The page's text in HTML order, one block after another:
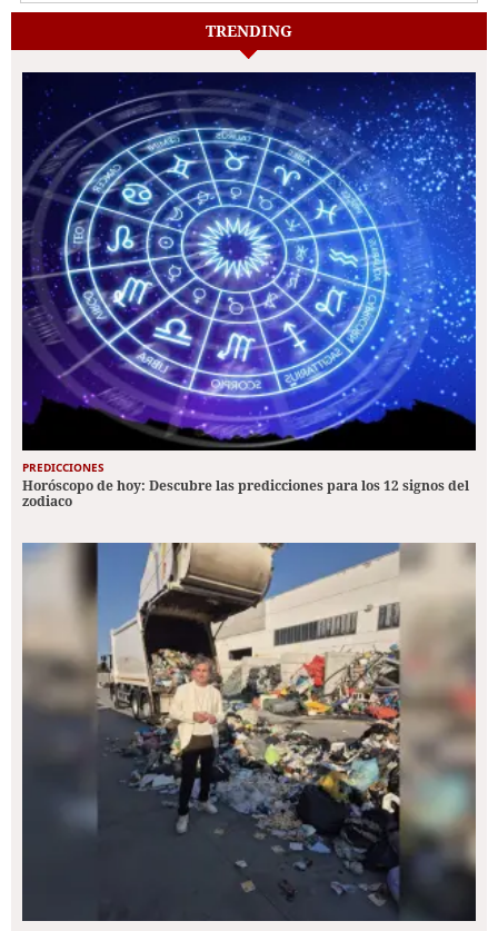
TRENDING
PREDICCIONES
Horóscopo de hoy: Descubre las predicciones para los 12 signos del
zodiaco